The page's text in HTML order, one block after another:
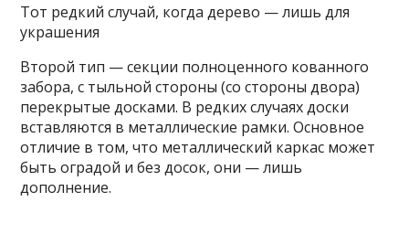
Тот редкий случай, когда дерево — лишь для
украшения
Второй тип — секции полноценного кованного
забора, с тыльной стороны (со стороны двора)
перекрытые досками. В редких случаях доски
вставляются в металлические рамки. Основное
отличие в том, что металлический каркас может
быть оградой и без досок, они — лишь
дополнение.